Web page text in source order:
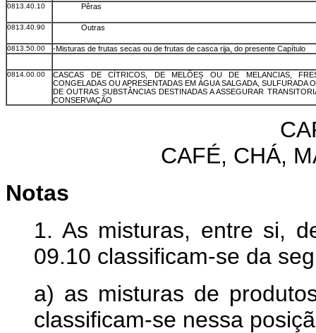
0813.40.10 Pêras
0813.40.90 Outras
0813.50.00 -Misturas de frutas secas ou de frutas de casca rija, do presente Capítulo
0814.00.00
CASCAS DE CÍTRICOS, DE MELÕES OU DE MELANCIAS,
CONGELADAS OU APRESENTADAS EM ÁGUA SALGADA, SULFURADA
DE OUTRAS SUBSTÂNCIAS DESTINADAS A ASSEGURAR
CONSERVAÇÃO
CAFÉ, CHÁ,
Notas
1. As misturas, entre si,
09.10 classificam-se da
a) as misturas de
classificam-se nessa